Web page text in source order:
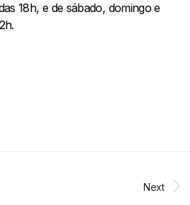
18h, e de sábado, domingo e
Next